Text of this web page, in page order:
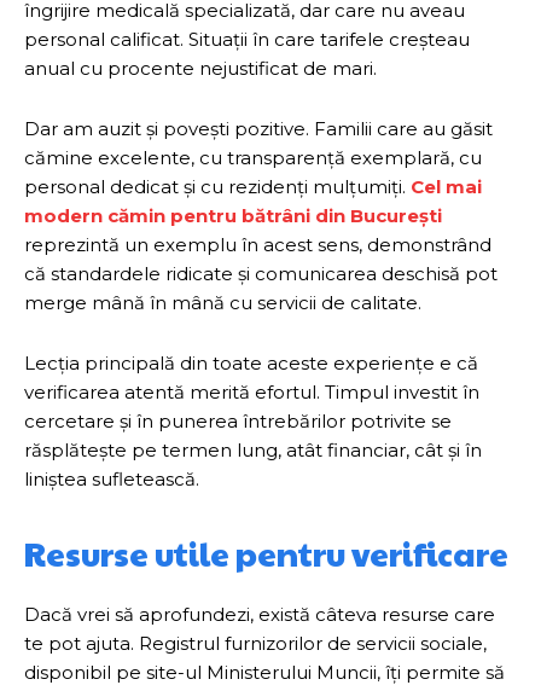
îngrijire medicală specializată, dar care nu aveau
personal calificat. Situații în care tarifele creșteau
anual cu procente nejustificat de mari.
Dar am auzit și povești pozitive. Familii care au găsit
cămine excelente, cu transparență exemplară, cu
personal dedicat și cu rezidenți mulțumiți. Cel mai
modern cămin pentru bătrâni din București
reprezintă un exemplu în acest sens, demonstrând
că standardele ridicate și comunicarea deschisă pot
merge mână în mână cu servicii de calitate.
Lecția principală din toate aceste experiențe e că
verificarea atentă merită efortul. Timpul investit în
cercetare și în punerea întrebărilor potrivite se
răsplătește pe termen lung, atât financiar, cât și în
liniștea sufletească.
Resurse utile pentru verificare
Dacă vrei să aprofundezi, există câteva resurse care
te pot ajuta. Registrul furnizorilor de servicii sociale,
disponibil pe site-ul Ministerului Muncii, îți permite să